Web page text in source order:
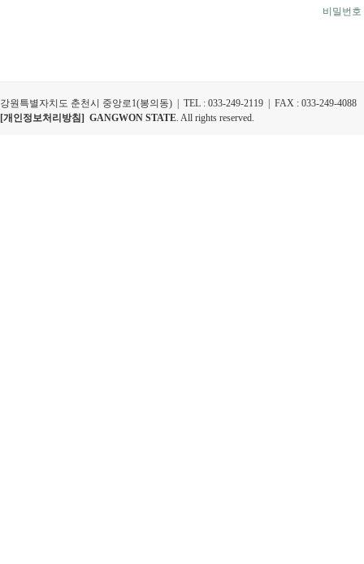
비밀번호
강원특별자치도 춘천시 중앙로1(봉의동) | TEL : 033-249-2119 | FAX : 033-249-4088
[개인정보처리방침] GANGWON STATE. All rights reserved.